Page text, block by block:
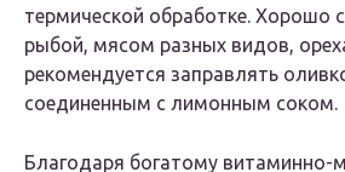
термической обработке. Хорошо
рыбой, мясом разных видов,
рекомендуется заправлять
соединенным с лимонным соком.
Благодаря богатому витаминно-